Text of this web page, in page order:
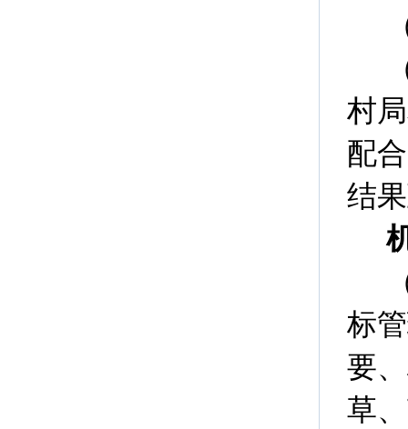
村
配
结
标
要
草